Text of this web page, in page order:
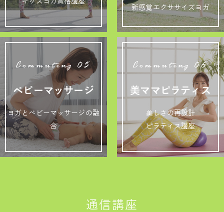
新感覚エクササイズヨガ
Commuting 05
ベビーマッサージ
ヨガとベビーマッサージの融
合
Commuting 06
美ママピラティス
美しさの再設計
ピラティス講座
通信講座